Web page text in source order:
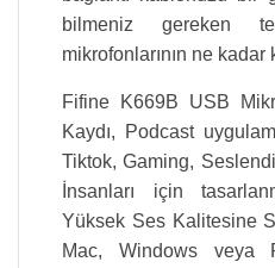
bilmeniz gereken
mikrofonlarının ne
Fifine K669B USB
Kaydı, Podcast
Tiktok, Gaming,
İnsanları için
Yüksek Ses Kalitesine
Mac, Windows veya